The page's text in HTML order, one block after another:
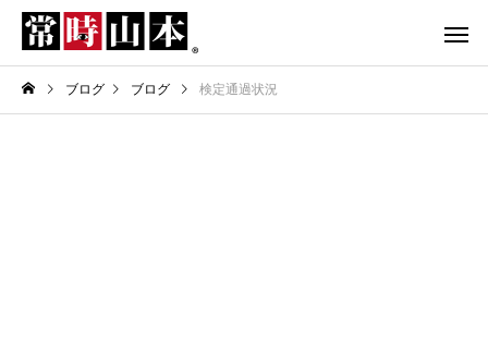
ブログ ブログ 検定通過状況